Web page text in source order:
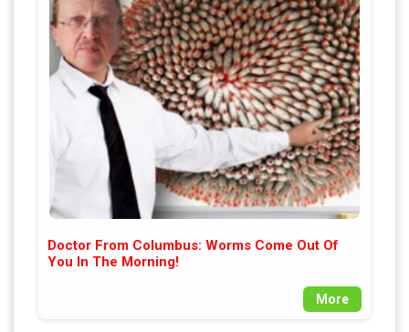
Doctor From Columbus: Worms Come Out Of
You In The Morning!
More